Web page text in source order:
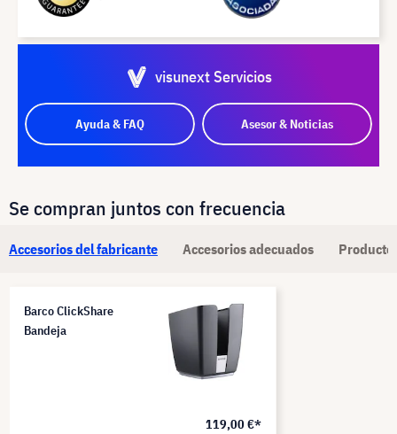
visunext Servicios
Ayuda & FAQ Asesor & Noticias
Se compran juntos con frecuencia
Accesorios del fabricante Accesorios adecuados
Barco ClickShare
Bandeja
119,00 €*